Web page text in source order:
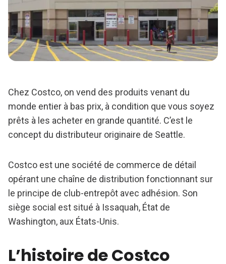
Chez Costco, on vend des produits venant du
monde entier à bas prix, à condition que vous soyez
prêts à les acheter en grande quantité. C’est le
concept du distributeur originaire de Seattle.
Costco est une société de commerce de détail
opérant une chaîne de distribution fonctionnant sur
le principe de club-entrepôt avec adhésion. Son
siège social est situé à Issaquah, État de
Washington, aux États-Unis.
L’histoire de Costco